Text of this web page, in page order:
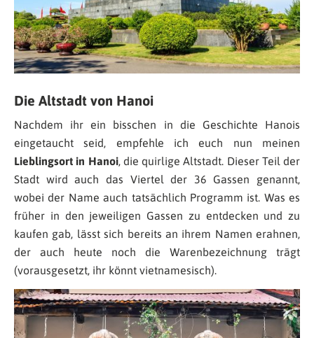
Die Altstadt von Hanoi
Nachdem ihr ein bisschen in die Geschichte Hanois
eingetaucht seid, empfehle ich euch nun meinen
Lieblingsort in Hanoi, die quirlige Altstadt. Dieser Teil der
Stadt wird auch das Viertel der 36 Gassen genannt,
wobei der Name auch tatsächlich Programm ist. Was es
früher in den jeweiligen Gassen zu entdecken und zu
kaufen gab, lässt sich bereits an ihrem Namen erahnen,
der auch heute noch die Warenbezeichnung trägt
(vorausgesetzt, ihr könnt vietnamesisch).